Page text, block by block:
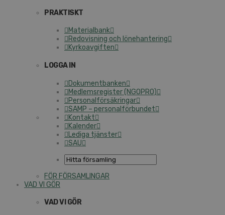
PRAKTISKT
Materialbank
Redovisning och lönehantering
Kyrkoavgiften
LOGGA IN
Dokumentbanken
Medlemsregister (NGOPRO)
Personalförsäkringar
SAMP – personalförbundet
Kontakt
Kalender
Lediga tjänster
SAU
FÖR FÖRSAMLINGAR
VAD VI GÖR
VAD VI GÖR